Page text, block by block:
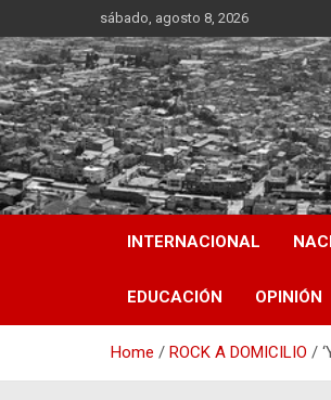
to
content
sábado, agosto 8, 2026
INTERNACIONAL
EDUCACIÓN OPINIÓN
Home ROCK A DOMICILIO